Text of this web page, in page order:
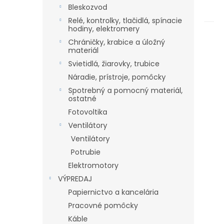
Bleskozvod
Relé, kontrolky, tlačidlá, spínacie
hodiny, elektromery
Chráničky, krabice a úložný
materiál
Svietidlá, žiarovky, trubice
Náradie, prístroje, pomôcky
Spotrebný a pomocný materiál,
ostatné
Fotovoltika
Ventilátory
Ventilátory
Potrubie
Elektromotory
VÝPREDAJ
Papiernictvo a kancelária
Pracovné pomôcky
Káble